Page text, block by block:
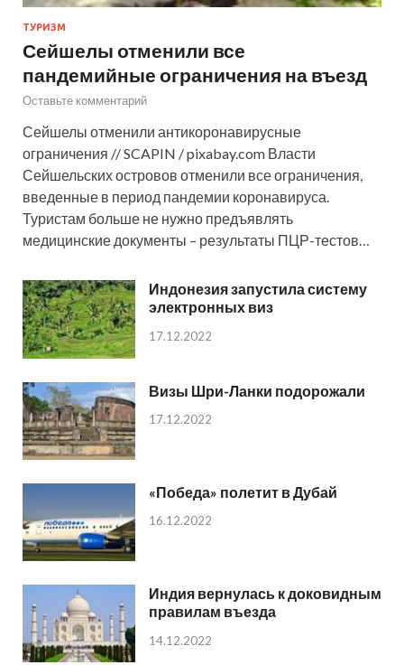
ТУРИЗМ
Сейшелы отменили все
пандемийные ограничения на въезд
Оставьте комментарий
Сейшелы отменили антикоронавирусные
ограничения // SCAPIN / pixabay.com Власти
Сейшельских островов отменили все ограничения,
введенные в период пандемии коронавируса.
Туристам больше не нужно предъявлять
медицинские документы – результаты ПЦР-тестов…
Индонезия запустила систему
электронных виз
17.12.2022
Визы Шри-Ланки подорожали
17.12.2022
«Победа» полетит в Дубай
16.12.2022
Индия вернулась к доковидным
правилам въезда
14.12.2022